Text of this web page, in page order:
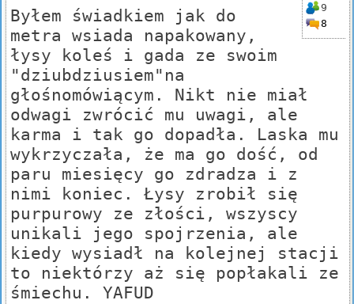
9
8
Byłem świadkiem jak do
metra wsiada napakowany,
łysy koleś i gada ze swoim
"dziubdziusiem"na
głośnomówiącym. Nikt nie miał
odwagi zwrócić mu uwagi, ale
karma i tak go dopadła. Laska mu
wykrzyczała, że ma go dość, od
paru miesięcy go zdradza i z
nimi koniec. Łysy zrobił się
purpurowy ze złości, wszyscy
unikali jego spojrzenia, ale
kiedy wysiadł na kolejnej stacji
to niektórzy aż się popłakali ze
śmiechu. YAFUD